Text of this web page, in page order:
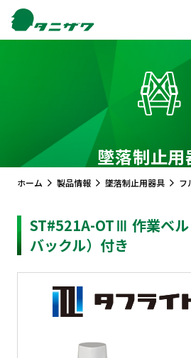
墜落制止用
ホーム 製品情報 墜落制止用器具 フ
ST#521A-OTⅢ 作業ベ
バックル）付き